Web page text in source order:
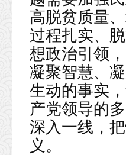
高脱贫质量
过程扎实、
想政治引领
凝聚智慧、
生动的事实
产党领导的
深入一线，
义。